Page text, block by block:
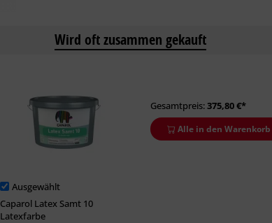
Wird oft zusammen gekauft
Ausgewählt
Caparol Latex Samt 10
Latexfarbe
Gesamtpreis:375,80€*
Alle in den Warenkorb